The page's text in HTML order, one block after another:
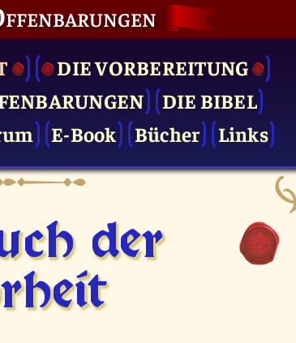
DIE VOR­BEREITUNG
DIE BIBEL
E-Book Bücher Links
der